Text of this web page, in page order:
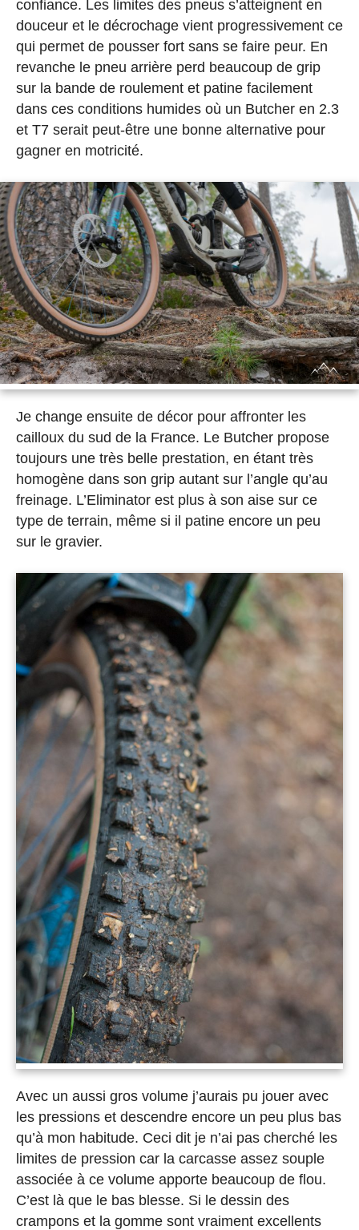
confiance. Les limites des pneus s’atteignent en
douceur et le décrochage vient progressivement ce
qui permet de pousser fort sans se faire peur. En
revanche le pneu arrière perd beaucoup de grip
sur la bande de roulement et patine facilement
dans ces conditions humides où un Butcher en 2.3
et T7 serait peut-être une bonne alternative pour
gagner en motricité.
Je change ensuite de décor pour affronter les
cailloux du sud de la France. Le Butcher propose
toujours une très belle prestation, en étant très
homogène dans son grip autant sur l’angle qu’au
freinage. L’Eliminator est plus à son aise sur ce
type de terrain, même si il patine encore un peu
sur le gravier.
Avec un aussi gros volume j’aurais pu jouer avec
les pressions et descendre encore un peu plus bas
qu’à mon habitude. Ceci dit je n’ai pas cherché les
limites de pression car la carcasse assez souple
associée à ce volume apporte beaucoup de flou.
C’est là que le bas blesse. Si le dessin des
crampons et la gomme sont vraiment excellents